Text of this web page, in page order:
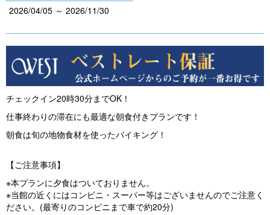
2026/04/05 ～ 2026/11/30
チェックイン20時30分までOK！
仕事終わりの滞在にも最適な朝食付きプランです！
朝食は旬の地物食材を使ったバイキング！
【ご注意事項】
※本プランに夕食はついておりません。
※当館の近くにはコンビニ・スーパー等はございませんのでご注意く
ださい。(最寄りのコンビニまで車で約20分)